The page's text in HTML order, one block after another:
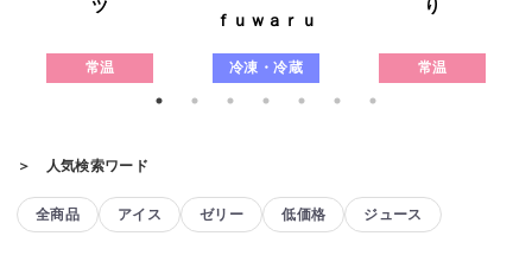
ツ
常温
ｆｕｗａｒｕ
冷凍・冷蔵
り
常温
＞ 人気検索ワード
全商品 アイス ゼリー 低価格 ジュース